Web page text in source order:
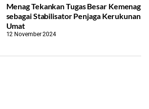
Menag Tekankan Tugas Besar Kemenag
sebagai Stabilisator Penjaga Kerukunan
Umat
12 November 2024